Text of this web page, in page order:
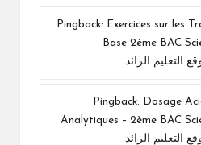
Pingback:
Exercices sur les
Base 2ème BAC
Pingback:
Dosage
Analytiques – 2ème BAC